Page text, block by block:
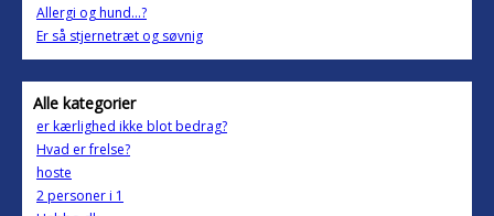
Allergi og hund...?
Er så stjernetræt og søvnig
Alle kategorier
er kærlighed ikke blot bedrag?
Hvad er frelse?
hoste
2 personer i 1